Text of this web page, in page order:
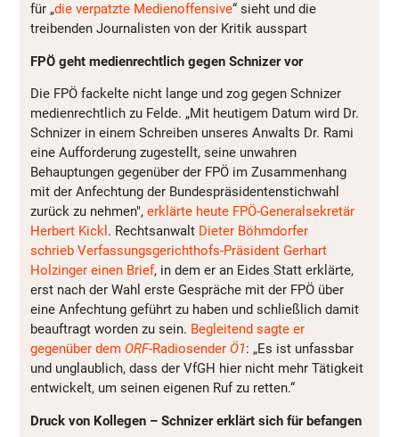
für „die verpatzte Medienoffensive“ sieht und die
treibenden Journalisten von der Kritik ausspart
FPÖ geht medienrechtlich gegen Schnizer vor
Die FPÖ fackelte nicht lange und zog gegen Schnizer
medienrechtlich zu Felde. „Mit heutigem Datum wird Dr.
Schnizer in einem Schreiben unseres Anwalts Dr. Rami
eine Aufforderung zugestellt, seine unwahren
Behauptungen gegenüber der FPÖ im Zusammenhang
mit der Anfechtung der Bundespräsidentenstichwahl
zurück zu nehmen", erklärte heute FPÖ-Generalsekretär
Herbert Kickl . Rechtsanwalt Dieter Böhmdorfer
schrieb Verfassungsgerichthofs-Präsident Gerhart
Holzinger einen Brief, in dem er an Eides Statt erklärte,
erst nach der Wahl erste Gespräche mit der FPÖ über
eine Anfechtung geführt zu haben und schließlich damit
beauftragt worden zu sein. Begleitend sagte er
gegenüber dem ORF-Radiosender Ö1: „Es ist unfassbar
und unglaublich, dass der VfGH hier nicht mehr Tätigkeit
entwickelt, um seinen eigenen Ruf zu retten.“
Druck von Kollegen – Schnizer erklärt sich für befangen